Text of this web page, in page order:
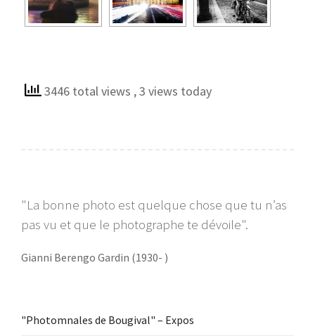
3446 total views , 3 views today
"La bonne photo est quelque chose que tu n’as
pas vu et que le photographe te dévoile".
Gianni Berengo Gardin (1930- )
"Photomnales de Bougival" – Expos